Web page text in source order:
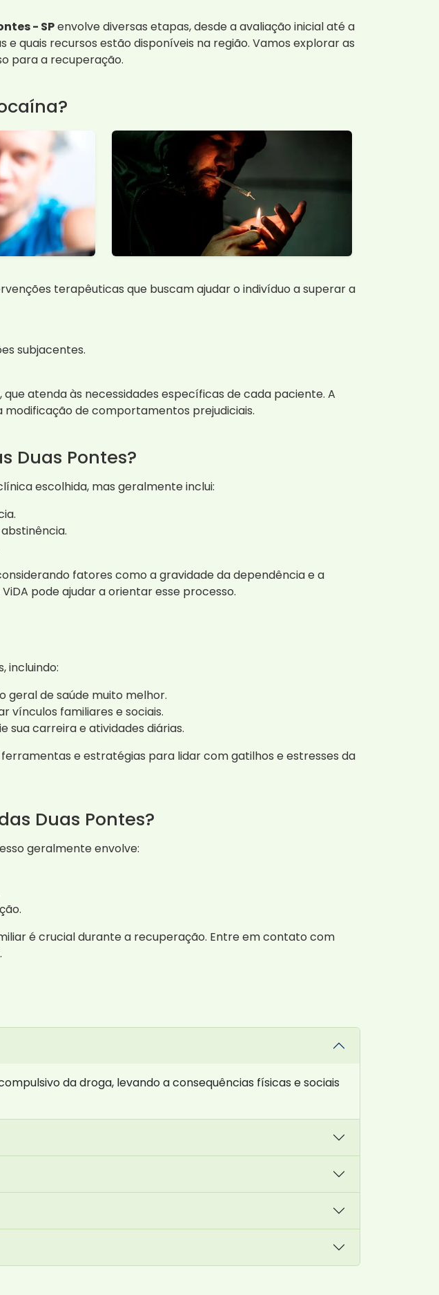
- SPenvolve diversas etapas, desde a avaliação inicial até a
quais recursos estão disponíveis na região. Vamos explorar as
para a recuperação.
terapêuticas que buscam ajudar o indivíduo a superar a
subjacentes.
atenda às necessidades específicas de cada paciente. A
de comportamentos prejudiciais.
Duas Pontes?
escolhida, mas geralmente inclui:
fatores como a gravidade da dependência e a
pode ajudar a orientar esse processo.
incluindo:
geral de saúde muito melhor.
vínculos familiares e sociais.
sua carreira e atividades diárias.
e estratégias para lidar com gatilhos e estresses da
Duas Pontes?
geralmente envolve:
é crucial durante a recuperação. Entre em contato com
da droga, levando a consequências físicas e sociais